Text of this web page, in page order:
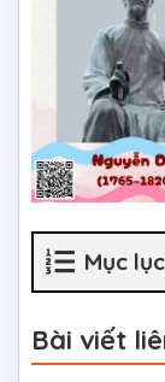
Mục
Bài viết